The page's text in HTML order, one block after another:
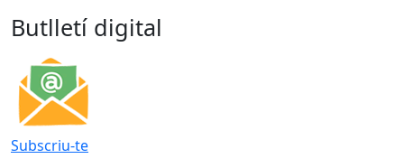
Butlletí digital
Subscriu-te